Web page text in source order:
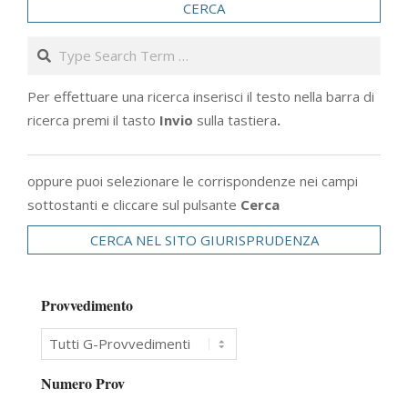
CERCA
Search
Per effettuare una ricerca inserisci il testo nella barra di
ricerca premi il tasto Invio sulla tastiera.
oppure puoi selezionare le corrispondenze nei campi
sottostanti e cliccare sul pulsante Cerca
CERCA NEL SITO GIURISPRUDENZA
Provvedimento
Numero Prov